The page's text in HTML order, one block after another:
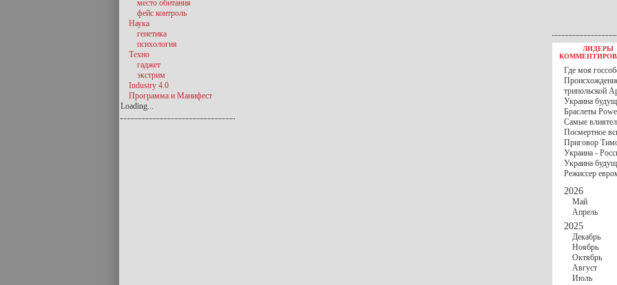
место обитания
фейс контроль
Наука
генетика
психология
Техно
гаджет
экстрим
Industry 4.0
Программа и Манифест
Loading...
30 Ноября С 1
30 Ноября
РФ
27 Ноября
ВВП
госбюджете
27 Ноября
Турции
17 Ноября
шестилетнего
16 Ноября
13 Ноября
10 Ноября
10 Ноября
особом статусе
03 Ноября
ЛИДЕРЫ
Где моя
трипольской
Украина
Браслеты
Самые
Посмертное
Приговор
Украина -
Украина
Режиссер
2026
Май
Апрель
2025
Декабрь
Ноябрь
Октябрь
Август
Июль